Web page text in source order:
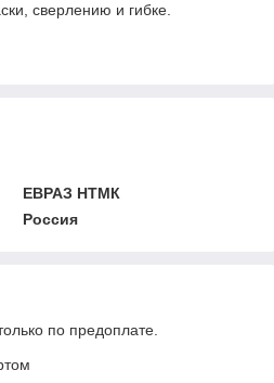
сверлению и гибке.
ЕВРАЗ НТМК
Россия
по предоплате.